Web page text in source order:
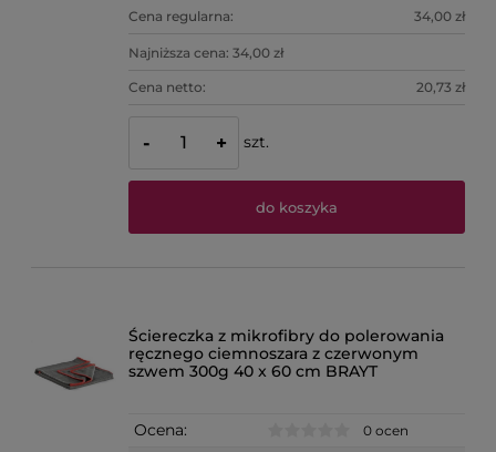
Cena regularna: 34,00 zł
Najniższa cena:34,00 zł
Cena netto: 20,73 zł
- + szt.
do koszyka
Ściereczka z mikrofibry do polerowania
ręcznego ciemnoszara z czerwonym
szwem 300g 40 x 60 cm BRAYT
Ocena: 0 ocen